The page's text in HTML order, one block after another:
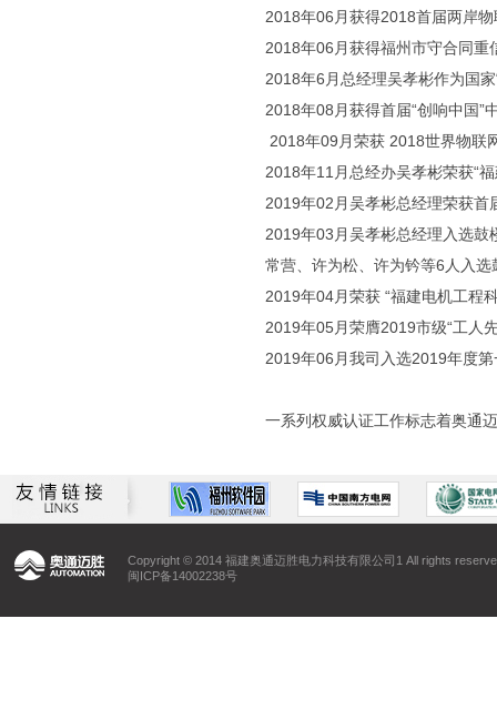
2018年06月获得2018首届两岸
2018年06月获得福州市守合同重
2018年6月总经理吴孝彬作为国
2018年08月获得首届“创响中国”
2018年09月荣获 2018世界物联
2018年11月总经办吴孝彬荣获“
2019年02月吴孝彬总经理荣获
2019年03月吴孝彬总经理入选
常营、许为松、许为钤等6人入
2019年04月荣获 “福建电机工程
2019年05月荣膺2019市级“工人
2019年06月我司入选2019年度
一系列权威认证工作标志着奥通
Copyright © 2014 福建奥通迈胜电力科技有限公司1 All rights
闽ICP备14002238号